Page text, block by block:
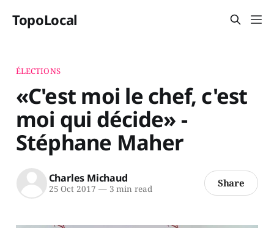
TopoLocal
ÉLECTIONS
«C'est moi le chef, c'est
moi qui décide» -
Stéphane Maher
Charles Michaud
25 Oct 2017 —3 min read Share